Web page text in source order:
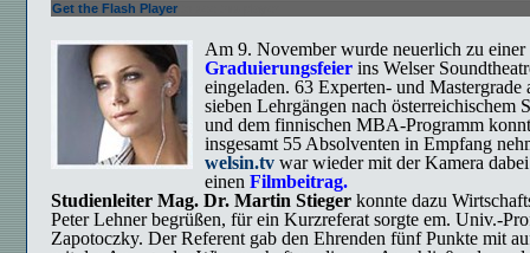
Get the Flash Player
Am 9. November wurde neuerlich zu einer
Graduierungsfeier ins Welser
eingeladen. 63 Experten- und Mastergrade
sieben Lehrgängen nach österreichischem
und dem finnischen MBA-Programm
insgesamt 55 Absolventen in Empfang
welsin.tv war wieder mit der Kamera
einen Filmbeitrag.
Studienleiter Mag. Dr. Martin Stieger konnte dazu
Peter Lehner begrüßen, für ein Kurzreferat sorgte em. Univ.-
Zapotoczky. Der Referent gab den Ehrenden fünf Punkte mit